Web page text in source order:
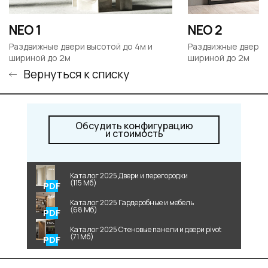
NEO 1
Раздвижные двери высотой до 4м и
шириной до 2м
NEO 2
Раздвижные двери
шириной до 2м
Вернуться к списку
Обсудить конфигурацию
и стоимость
Каталог 2025 Двери и перегородки
(115 Мб)
Каталог 2025 Гардеробные и мебель
(68 Мб)
Каталог 2025 Стеновые панели и двери pivot
(71 Мб)